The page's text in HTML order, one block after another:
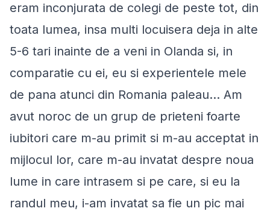
eram inconjurata de colegi de peste tot, din
toata lumea, insa multi locuisera deja in alte
5-6 tari inainte de a veni in Olanda si, in
comparatie cu ei, eu si experientele mele
de pana atunci din Romania paleau... Am
avut noroc de un grup de prieteni foarte
iubitori care m-au primit si m-au acceptat in
mijlocul lor, care m-au invatat despre noua
lume in care intrasem si pe care, si eu la
randul meu, i-am invatat sa fie un pic mai